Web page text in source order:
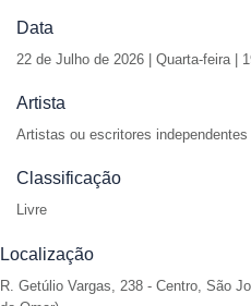
Data
22 de Julho de 2026 | Quarta-feira |
Artista
Artistas ou escritores independentes
Classificação
Livre
Localização
R. Getúlio Vargas, 238 - Centro, São